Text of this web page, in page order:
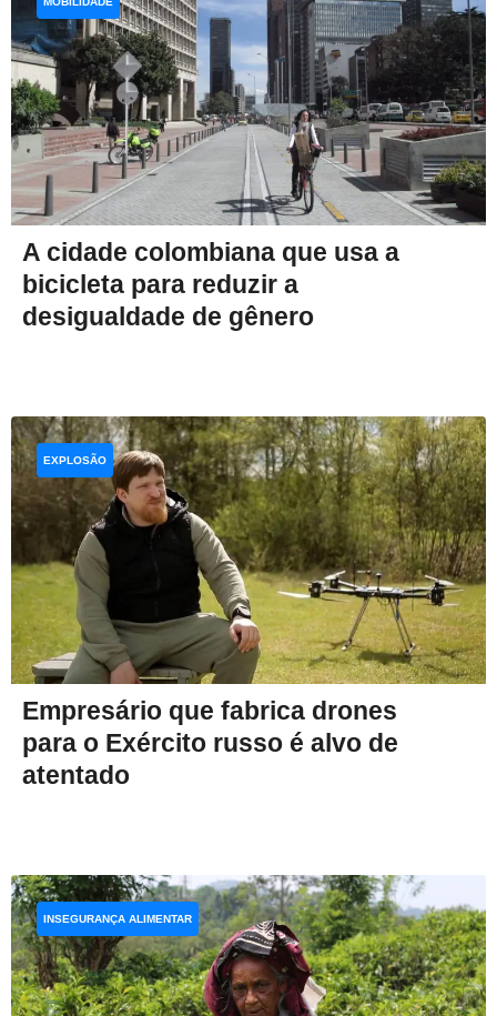
A cidade colombiana que usa a
bicicleta para reduzir a
desigualdade de gênero
Empresário que fabrica drones
para o Exército russo é alvo de
atentado
EXPLOSÃO
INSEGURANÇA ALIMENTAR